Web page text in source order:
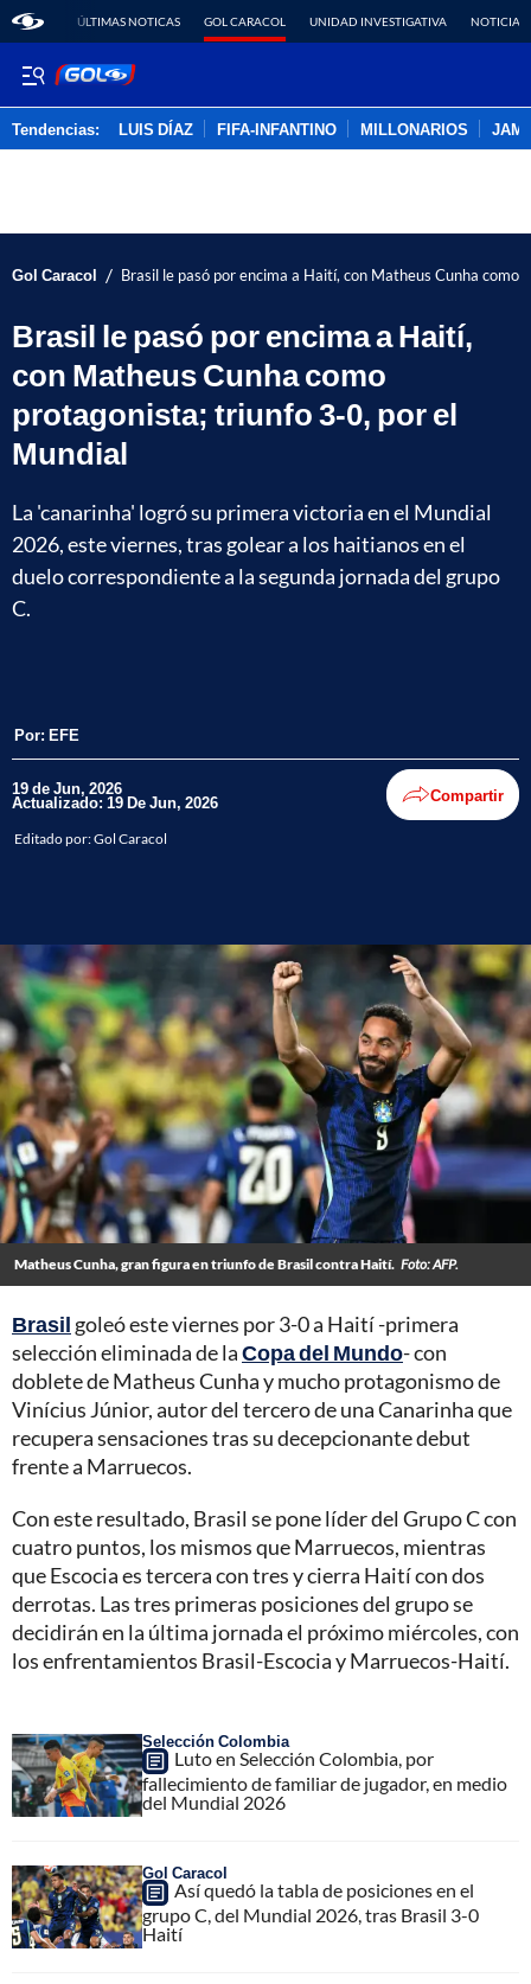
ÚLTIMAS NOTICAS GOL CARACOL UNIDAD INVESTIGATIVA NOTICIAS
Tendencias: LUIS DÍAZ FIFA-INFANTINO MILLONARIOS
Gol Caracol / Brasil le pasó por encima a Haití, con Matheus Cunha
Brasil le pasó por encima a Haití,
con Matheus Cunha como
protagonista; triunfo 3-0, por el
Mundial
La 'canarinha' logró su primera victoria en el Mundial
2026, este viernes, tras golear a los haitianos en el
duelo correspondiente a la segunda jornada del grupo
C.
Por: EFE
19 de Jun, 2026
Actualizado: 19 De Jun, 2026 Compartir
Editado por:Gol Caracol
Matheus Cunha, gran figura en triunfo de Brasil contra Haití. Foto: AFP.
Brasil goleó este viernes por 3-0 a Haití -primera
selección eliminada de laCopa del Mundo- con
doblete de Matheus Cunha y mucho protagonismo de
Vinícius Júnior, autor del tercero de una Canarinha que
recupera sensaciones tras su decepcionante debut
frente a Marruecos.
Con este resultado, Brasil se pone líder del Grupo C con
cuatro puntos, los mismos que Marruecos, mientras
que Escocia es tercera con tres y cierra Haití con dos
derrotas. Las tres primeras posiciones del grupo se
decidirán en la última jornada el próximo miércoles, con
los enfrentamientos Brasil-Escocia y Marruecos-Haití.
Selección Colombia
Luto en Selección Colombia, por
fallecimiento de familiar de jugador, en medio
del Mundial 2026
Gol Caracol
Así quedó la tabla de posiciones en el
grupo C, del Mundial 2026, tras Brasil 3-0
Haití